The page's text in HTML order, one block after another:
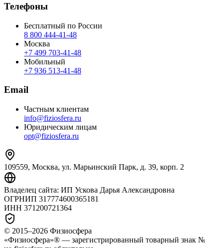
Телефоны
Бесплатный по России
8 800 444‑41‑48
Москва
+7 499 703‑41‑48
Мобильный
+7 936 513‑41‑48
Email
Частным клиентам
info@fiziosfera.ru
Юридическим лицам
opt@fiziosfera.ru
109559, Москва, ул. Марьинский Парк, д. 39, корп. 2
Владелец сайта: ИП Ускова Дарья Александровна
ОГРНИП 317774600365181
ИНН 371200721364
© 2015–2026 Физиосфера
«Физиосфера»® — зарегистрированный товарный знак